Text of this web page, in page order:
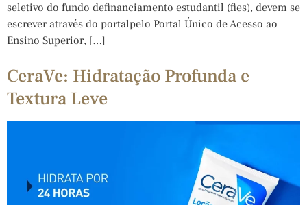
seletivo do fundo definanciamento estudantil (fies), devem se
escrever através do portalpelo Portal Único de Acesso ao
Ensino Superior, […]
CeraVe: Hidratação Profunda e
Textura Leve